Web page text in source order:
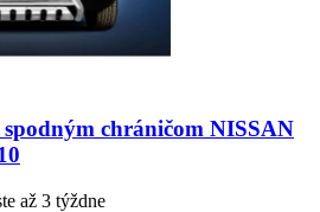
chráničom NISSAN
až 3 týždne